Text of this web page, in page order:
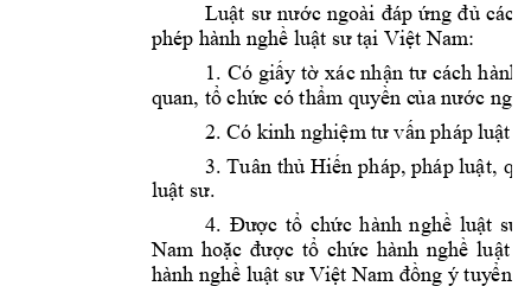
Luật sư nước ngoài đáp ứng đủ các
phép hành nghề luật sư tại Việt Nam:
1. Có giấy tờ xác nhận tư cách hành
quan, tổ chức có thẩm quyền của nước
2. Có kinh nghiệm tư vấn pháp luật
3. Tuân thủ Hiến pháp, pháp luật, q
luật sư.
4. Được tổ chức hành nghề luật sư
Nam hoặc được tổ chức hành nghề luật
hành nghề luật sư Việt Nam đồng ý tuyển